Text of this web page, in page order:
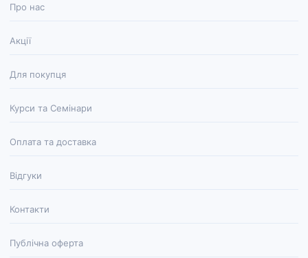
Про нас
Акції
Для покупця
Курси та Семінари
Оплата та доставка
Відгуки
Контакти
Публічна оферта